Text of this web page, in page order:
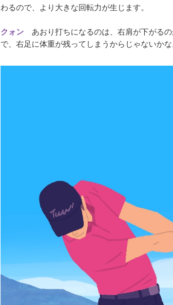
わるので、より大きな回転力が生じます。
クォン あおり打ちになるのは、右肩が下がる
で、右足に体重が残ってしまうからじゃないかな